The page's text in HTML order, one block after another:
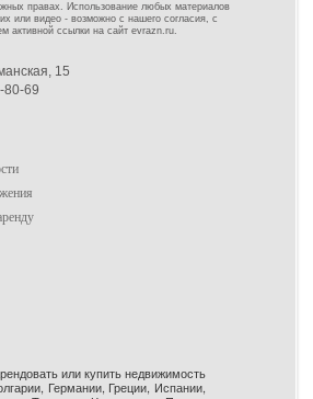
правах. Использование любых материалов
или видео - возможно с нашего согласия, с
активной ссылки на сайт evrazn.ru.
15
80-69
или купить недвижимость
Германии, Греции, Испании,